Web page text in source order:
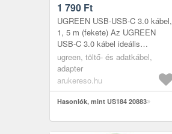
1 790 Ft
UGREEN USB-USB-C 3.0 kábel,
1, 5 m (fekete) Az UGREEN
USB-C 3.0 kábel ideális
választás azoknak, akik gyors
adatátvitelre és hatékony töltésre
vágy...
ugreen, töltő- és adatkábel,
adapter
arukereso.hu
Hasonlók, mint US184 20883